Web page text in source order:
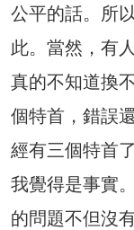
公平的話。所
此。當然，有
真的不知道換
個特首，錯誤
經有三個特首
我覺得是事實
的問題不但沒